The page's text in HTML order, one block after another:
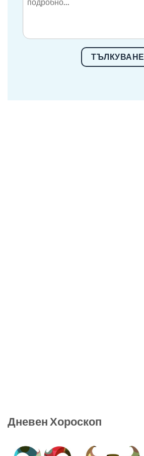
ТЪЛКУВАНЕ
Дневен Хороскоп